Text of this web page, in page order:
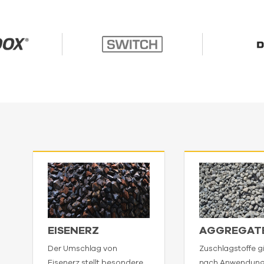
EISENERZ
Der Umschlag von
Zuschlagstoffe